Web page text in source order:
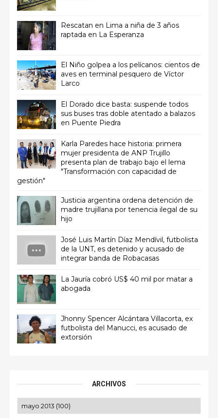
Rescatan en Lima a niña de 3 años
raptada en La Esperanza
El Niño golpea a los pelícanos: cientos de
aves en terminal pesquero de Víctor
Larco
El Dorado dice basta: suspende todos
sus buses tras doble atentado a balazos
en Puente Piedra
Karla Paredes hace historia: primera
mujer presidenta de ANP Trujillo
presenta plan de trabajo bajo el lema
"Transformación con capacidad de
gestión"
Justicia argentina ordena detención de
madre trujillana por tenencia ilegal de su
hijo
José Luis Martín Díaz Mendívil, futbolista
de la UNT, es detenido y acusado de
integrar banda de Robacasas
La Jauría cobró US$ 40 mil por matar a
abogada
Jhonny Spencer Alcántara Villacorta, ex
futbolista del Manucci, es acusado de
extorsión
ARCHIVOS